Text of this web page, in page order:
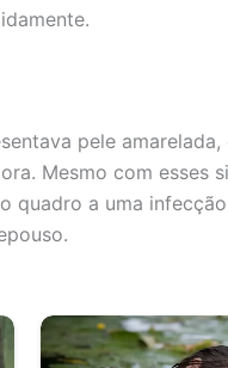
pele
Mesmo com esses
quadro a uma